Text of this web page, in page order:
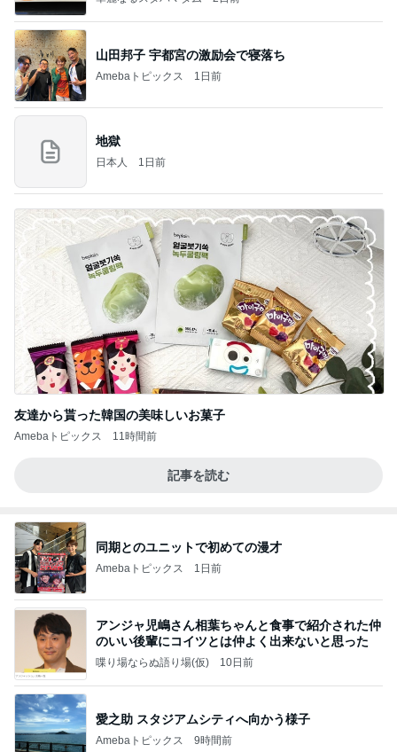
山田邦子 宇都宮の激励会で寝落ち
Amebaトピックス 1日前
地獄
日本人 1日前
友達から貰った韓国の美味しいお菓子
Amebaトピックス 11時間前
記事を読む
同期とのユニットで初めての漫才
Amebaトピックス 1日前
アンジャ児嶋さん相葉ちゃんと食事で紹介された仲
のいい後輩にコイツとは仲よく出来ないと思った
喋り場ならぬ語り場(仮) 10日前
愛之助 スタジアムシティへ向かう様子
Amebaトピックス 9時間前